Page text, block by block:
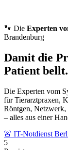
🐾 Die Experten
Brandenburg
Damit die
Patient bellt.
Die Experten vom
für Tierarztpraxen,
Röntgen, Netzwerk,
– alles aus einer
🚨 IT-Notdienst
5